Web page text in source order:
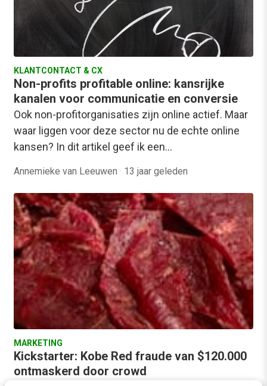
KLANTCONTACT & CX
Non-profits profitable online: kansrijke
kanalen voor communicatie en conversie
Ook non-profitorganisaties zijn online actief. Maar
waar liggen voor deze sector nu de echte online
kansen? In dit artikel geef ik een…
Annemieke van Leeuwen · 13 jaar geleden
MARKETING
Kickstarter: Kobe Red fraude van $120.000
ontmaskerd door crowd